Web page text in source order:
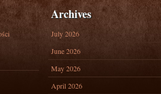
Archives
July 2026
June 2026
May 2026
April 2026